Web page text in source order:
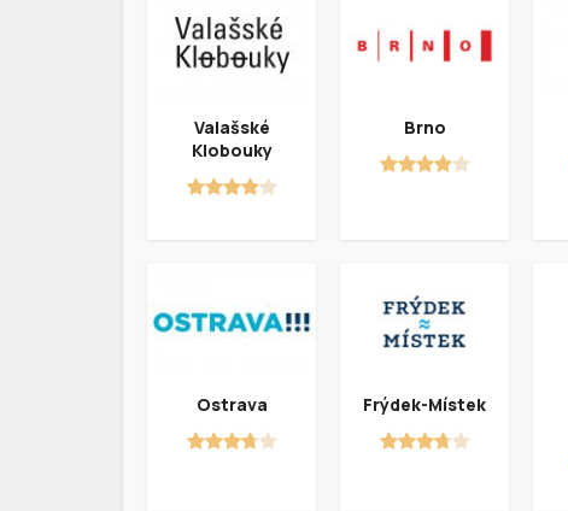
Valašské
Klobouky
Brno
Ostrava Frýdek-Místek